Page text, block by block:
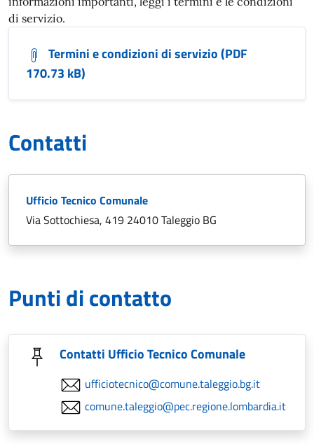
di servizio.
Termini e condizioni di servizio (PDF
170.73 kB)
Contatti
Ufficio Tecnico Comunale
Via Sottochiesa, 419 24010 Taleggio BG
Punti di contatto
Contatti Ufficio Tecnico Comunale
ufficiotecnico@comune.taleggio.bg.it
comune.taleggio@pec.regione.lombardia.it